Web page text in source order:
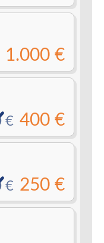
1.000 €
400 €
480 €
250 €
280 €